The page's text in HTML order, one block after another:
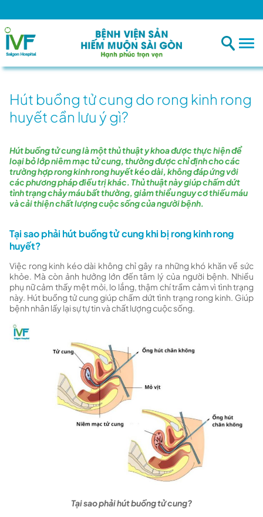
Hút buồng tử cung do rong kinh rong
huyết cần lưu ý gì?
Hút buồng tử cung là một thủ thuật y khoa được thực hiện để
loại bỏ lớp niêm mạc tử cung, thường được chỉ định cho các
trường hợp rong kinh rong huyết kéo dài, không đáp ứng với
các phương pháp điều trị khác. Thủ thuật này giúp chấm dứt
tình trạng chảy máu bất thường, giảm thiểu nguy cơ thiếu máu
và cải thiện chất lượng cuộc sống của người bệnh.
Tại sao phải hút buồng tử cung khi bị rong kinh rong
huyết?
Việc rong kinh kéo dài không chỉ gây ra những khó khăn về sức
khỏe. Mà còn ảnh hưởng lớn đến tâm lý của người bệnh. Nhiều
phụ nữ cảm thấy mệt mỏi, lo lắng, thậm chí trầm cảm vì tình trạng
này. Hút buồng tử cung giúp chấm dứt tình trạng rong kinh. Giúp
bệnh nhân lấy lại sự tự tin và chất lượng cuộc sống.
Tại sao phải hút buồng tử cung?